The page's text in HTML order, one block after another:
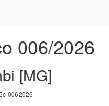
006/2026
[MG]
0062026